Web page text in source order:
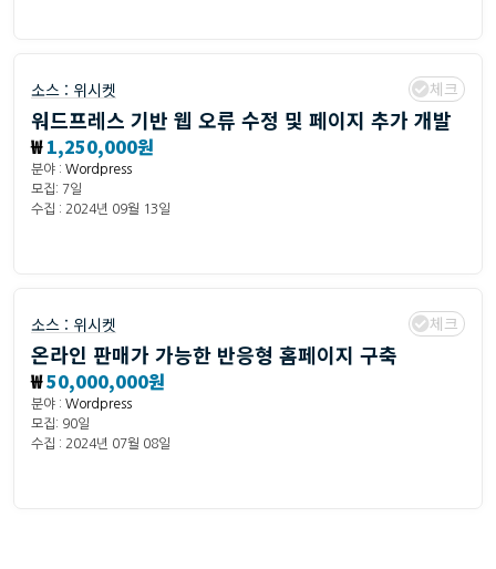
소스 : 위시켓 체크
워드프레스 기반 웹 오류 수정 및 페이지 추가 개발
₩1,250,000원
분야 : Wordpress
모집: 7일
수집 : 2024년 09월 13일
소스 : 위시켓 체크
온라인 판매가 가능한 반응형 홈페이지 구축
₩50,000,000원
분야 : Wordpress
모집: 90일
수집 : 2024년 07월 08일